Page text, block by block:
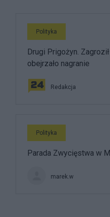
Polityka
Drugi Prigożyn.
obejrzało nagranie
Redakcja
Polityka
Parada Zwycięstwa w
marek.w